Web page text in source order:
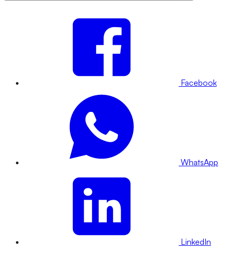
Facebook
WhatsApp
LinkedIn